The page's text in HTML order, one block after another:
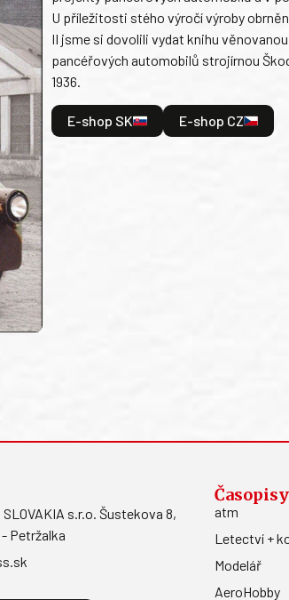
U příležitosti stého výročí výroby
II jsme si dovolili vydat knihu
pancéřových automobilů strojírnou
1936.
E-shop SK E-shop CZ
SLOVAKIA s.r.o. Šustekova 8,
Petržalka
Časopisy
atm
Letectví +
Modelář
AeroHobby